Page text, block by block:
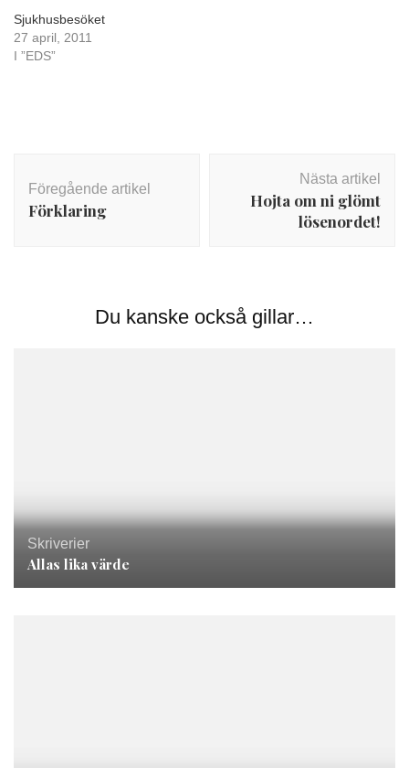
Sjukhusbesöket
27 april, 2011
I ”EDS”
Föregående artikel
Förklaring
Nästa artikel
Hojta om ni glömt
lösenordet!
Du kanske också gillar…
Skriverier
Allas lika värde